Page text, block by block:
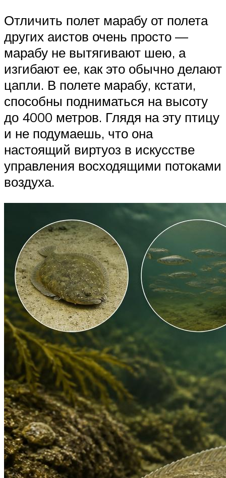
Отличить полет марабу от полета
других аистов очень просто —
марабу не вытягивают шею, а
изгибают ее, как это обычно делают
цапли. В полете марабу, кстати,
способны подниматься на высоту
до 4000 метров. Глядя на эту птицу
и не подумаешь, что она
настоящий виртуоз в искусстве
управления восходящими потоками
воздуха.